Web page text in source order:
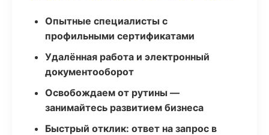
Опытные специалисты с
профильными сертификатами
Удалённая работа и электронный
документооборот
Освобождаем от рутины —
занимайтесь развитием бизнеса
Быстрый отклик: ответ на запрос в